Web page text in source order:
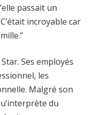
passait un
incroyable car
Ses employés
les
Malgré son
du